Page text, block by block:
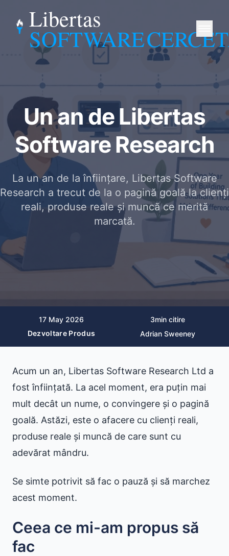
Libertas
SOFTWARE
Un an de Libertas
Software Research
La un an de la înființare, Libertas Software
Research a trecut de la o pagină goală la clienți
reali, produse reale și muncă ce merită
marcată.
17 May 2026 3min citire
Dezvoltare Produs
Adrian Sweeney
Acum un an, Libertas Software Research Ltd a
fost înființată. La acel moment, era puțin mai
mult decât un nume, o convingere și o pagină
goală. Astăzi, este o afacere cu clienți reali,
produse reale și muncă de care sunt cu
adevărat mândru.
Se simte potrivit să fac o pauză și să marchez
acest moment.
Ceea ce mi-am propus să
fac